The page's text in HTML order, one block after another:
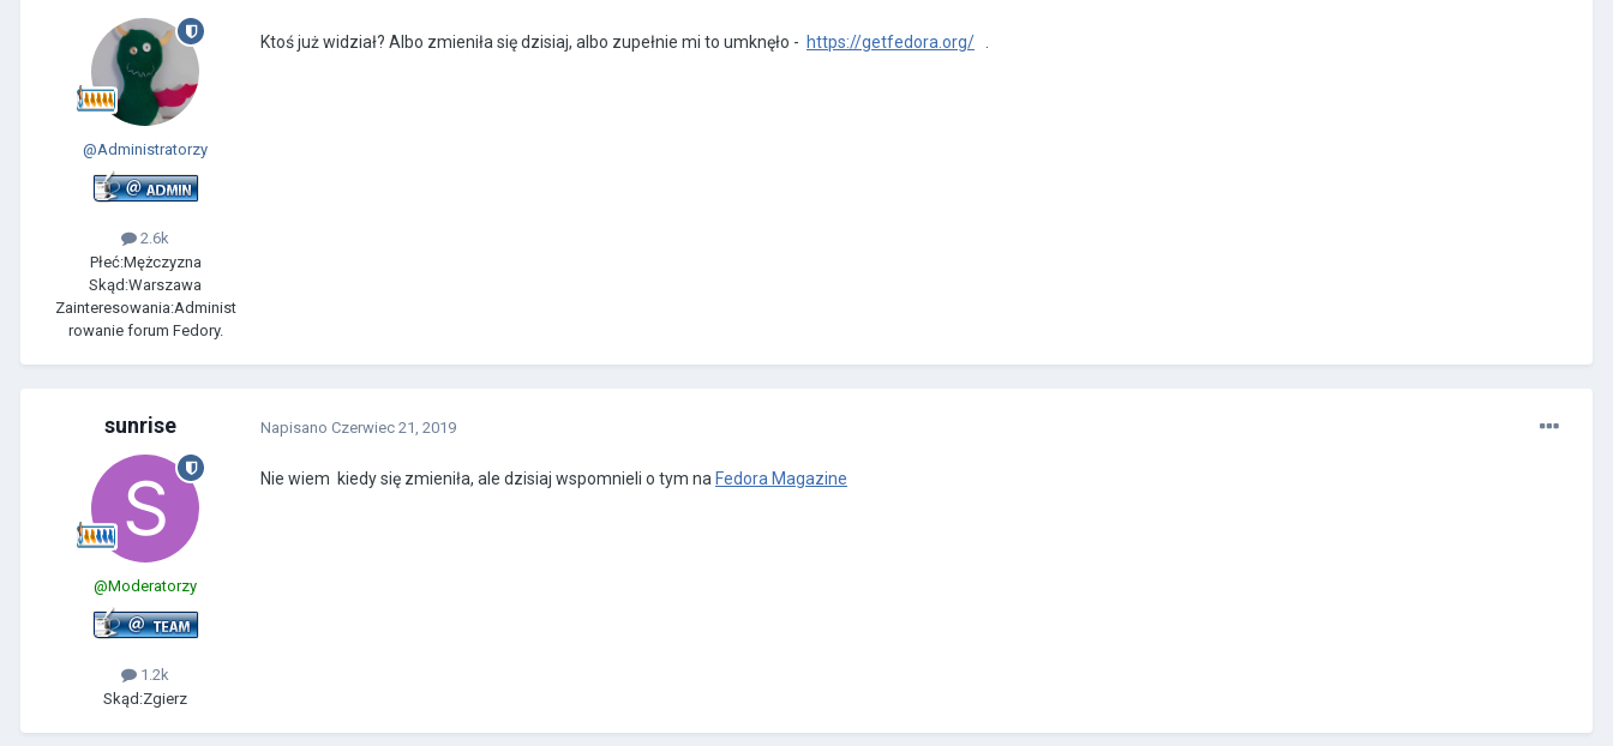
@Administratorzy
2.6k
Płeć:Mężczyzna
Skąd:Warszawa
Zainteresowania:Administ
rowanie forum Fedory.
Ktoś już widział? Albo zmieniła się dzisiaj, albo zupełnie mi to umknęło - https://getfedora.org/ .
sunrise
@Moderatorzy
1.2k
Skąd:Zgierz
Napisano Czerwiec 21, 2019
Nie wiem kiedy się zmieniła, ale dzisiaj wspomnieli o tym na Fedora Magazine